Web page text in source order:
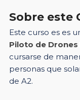
Sobre este
Este curso es es
Piloto de
cursarse de
personas que
de A2.